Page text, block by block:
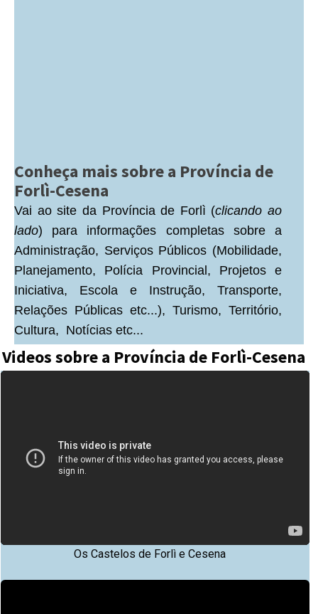
Conheça mais sobre a Província de
Forlì-Cesena
Vai ao site da Província de Forlì (clicando ao
lado) para informações completas sobre a
Administração, Serviços Públicos (Mobilidade,
Planejamento, Polícia Provincial, Projetos e
Iniciativa, Escola e Instrução, Transporte,
Relações Públicas etc...), Turismo, Território,
Cultura, Notícias etc...
Videos sobre a Província de Forlì-Cesena
Os Castelos de Forlì e Cesena